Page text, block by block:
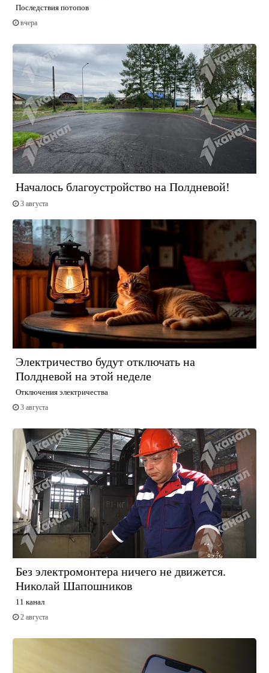
Последствия потопов
вчера
Началось благоустройство на Полдневой!
3 августа
Электричество будут отключать на
Полдневой на этой неделе
Отключения электричества
3 августа
Без электромонтера ничего не движется.
Николай Шапошников
11 канал
2 августа